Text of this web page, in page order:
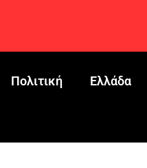
Πολιτική Ελλάδα